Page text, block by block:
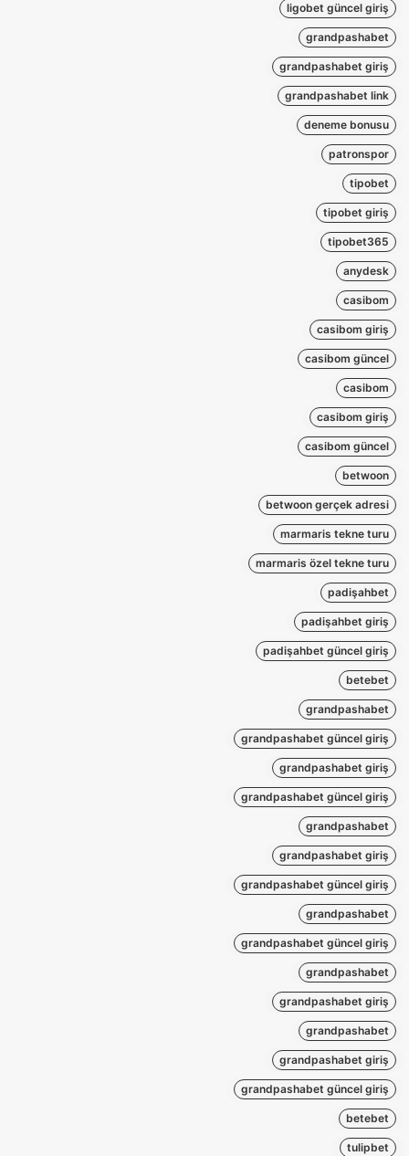
ligobet güncel giriş
grandpashabet
grandpashabet giriş
grandpashabet link
deneme bonusu
patronspor
tipobet
tipobet giriş
tipobet365
anydesk
casibom
casibom giriş
casibom güncel
casibom
casibom giriş
casibom güncel
betwoon
betwoon gerçek adresi
marmaris tekne turu
marmaris özel tekne turu
padişahbet
padişahbet giriş
padişahbet güncel giriş
betebet
grandpashabet
grandpashabet güncel giriş
grandpashabet giriş
grandpashabet güncel giriş
grandpashabet
grandpashabet giriş
grandpashabet güncel giriş
grandpashabet
grandpashabet güncel giriş
grandpashabet
grandpashabet giriş
grandpashabet
grandpashabet giriş
grandpashabet güncel giriş
betebet
tulipbet